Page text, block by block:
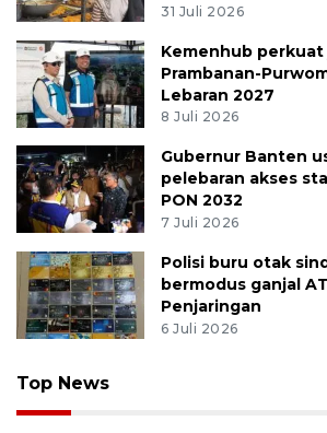
31 Juli 2026
Kemenhub perkuat
Prambanan-
Lebaran 2027
8 Juli 2026
Gubernur Banten
pelebaran akses
PON 2032
7 Juli 2026
Polisi buru otak
bermodus ganjal
Penjaringan
6 Juli 2026
Top News